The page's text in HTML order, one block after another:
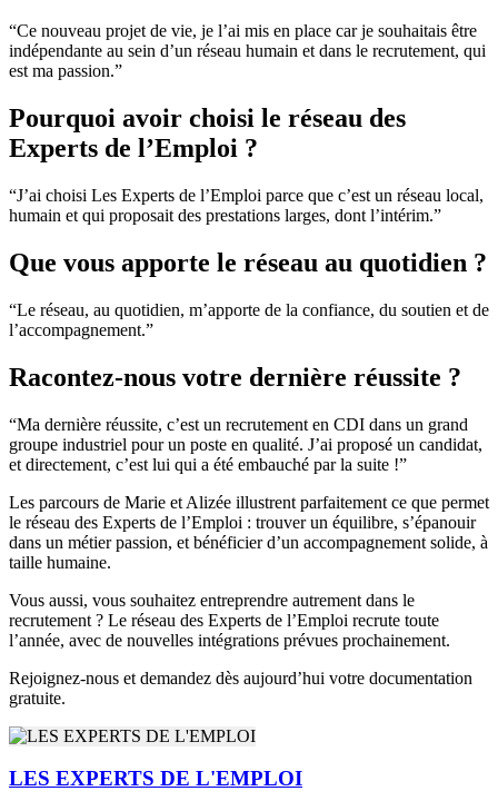
“Ce nouveau projet de vie, je l’ai mis en place car je souhaitais être
indépendante au sein d’un réseau humain et dans le recrutement, qui
est ma passion.”
Pourquoi avoir choisi le réseau des
Experts de l’Emploi ?
“J’ai choisi Les Experts de l’Emploi parce que c’est un réseau local,
humain et qui proposait des prestations larges, dont l’intérim.”
Que vous apporte le réseau au quotidien ?
“Le réseau, au quotidien, m’apporte de la confiance, du soutien et de
l’accompagnement.”
Racontez-nous votre dernière réussite ?
“Ma dernière réussite, c’est un recrutement en CDI dans un grand
groupe industriel pour un poste en qualité. J’ai proposé un candidat,
et directement, c’est lui qui a été embauché par la suite !”
Les parcours de Marie et Alizée illustrent parfaitement ce que permet
le réseau des Experts de l’Emploi : trouver un équilibre, s’épanouir
dans un métier passion, et bénéficier d’un accompagnement solide, à
taille humaine.
Vous aussi, vous souhaitez entreprendre autrement dans le
recrutement ? Le réseau des Experts de l’Emploi recrute toute
l’année, avec de nouvelles intégrations prévues prochainement.
Rejoignez-nous et demandez dès aujourd’hui votre documentation
gratuite.
LES EXPERTS DE L'EMPLOI